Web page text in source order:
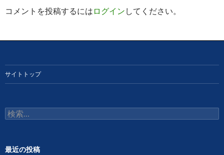
ン
コメントを投稿するには ログイン してください。
サイトトップ
検
索:
最近の投稿